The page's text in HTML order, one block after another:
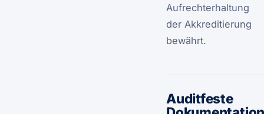
Aufrechterhaltung
der Akkreditierung
bewährt.
Auditfeste